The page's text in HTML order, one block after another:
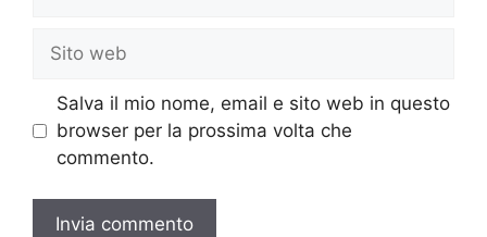
web
Salva il mio nome, email e sito web in questo
browser per la prossima volta che
commento.